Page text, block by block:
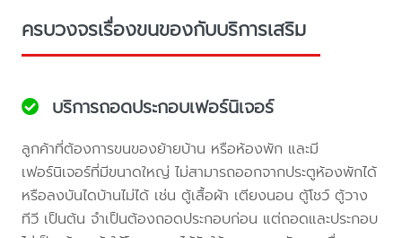
ครบวงจรเรื่องขนของกับบริการเสริม
บริการถอดประกอบเฟอร์นิเจอร์
ลูกค้าที่ต้องการขนของย้ายบ้าน หรือห้องพัก และมี
เฟอร์นิเจอร์ที่มีขนาดใหญ่ ไม่สามารถออกจากประตูห้องพักได้
หรือลงบันไดบ้านไม่ได้ เช่น ตู้เสื้อผ้า เตียงนอน ตู้โชว์ ตู้วาง
ทีวี เป็นต้น จำเป็นต้องถอดประกอบก่อน แต่ถอดและประกอบ